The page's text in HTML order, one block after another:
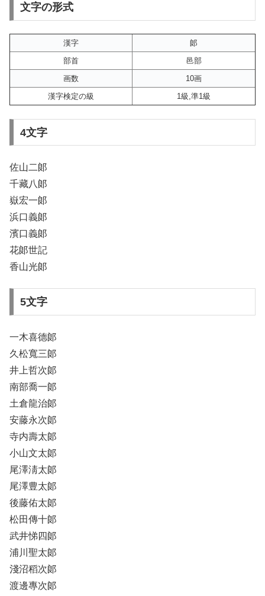
文字の形式
漢字
郞
部首
邑部
画数
10画
漢字検定の級
1級,準1級
4文字
佐山二郞
千藏八郞
嶽宏一郞
浜口義郞
濱口義郞
花郞世記
香山光郞
5文字
一木喜德郞
久松寬三郞
井上哲次郞
南部喬一郞
土倉龍治郞
安藤永次郞
寺内壽太郞
小山文太郞
尾澤淸太郞
尾澤豊太郞
後藤佑太郞
松田傳十郞
武井悌四郞
浦川聖太郞
淺沼稻次郞
渡邊專次郞